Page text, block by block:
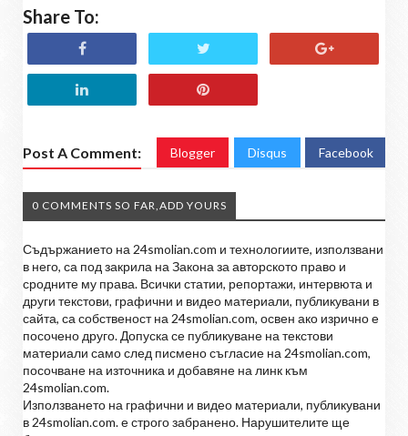
Share To:
Post A Comment: Blogger Disqus Facebook
0 COMMENTS SO FAR,ADD YOURS
Съдържанието на 24smolian.com и технологиите, използвани
в него, са под закрила на Закона за авторското право и
сродните му права. Всички статии, репортажи, интервюта и
други текстови, графични и видео материали, публикувани в
сайта, са собственост на 24smolian.com, освен ако изрично е
посочено друго. Допуска се публикуване на текстови
материали само след писмено съгласие на 24smolian.com,
посочване на източника и добавяне на линк към
24smolian.com.
Използването на графични и видео материали, публикувани
в 24smolian.com. е строго забранено. Нарушителите ще